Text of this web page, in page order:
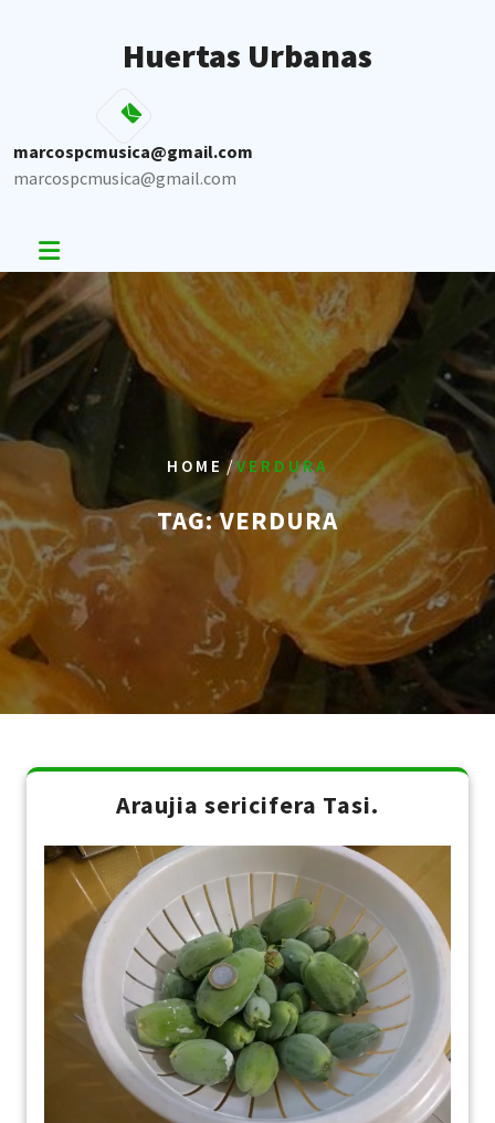
Huertas Urbanas
marcospcmusica@gmail.com
marcospcmusica@gmail.com
HOME /VERDURA
TAG:VERDURA
Araujia sericifera Tasi.